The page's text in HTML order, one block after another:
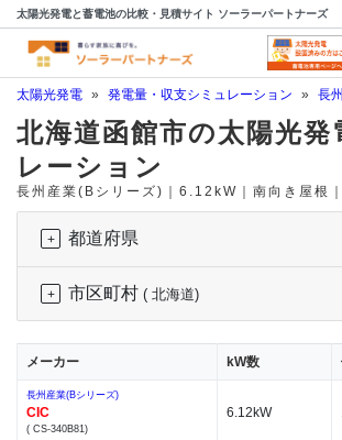
太陽光発電と蓄電池の比較・見積サイト ソーラーパートナーズ
太陽光発電 » 発電量・収支シミュレーション » 長
北海道函館市の太陽光発
レーション
長州産業(Bシリーズ)｜6.12kW｜南向き屋根
都道府県
市区町村 ( 北海道)
メーカー kW数
長州産業(Bシリーズ)
CIC
( CS-340B81)
6.12kW